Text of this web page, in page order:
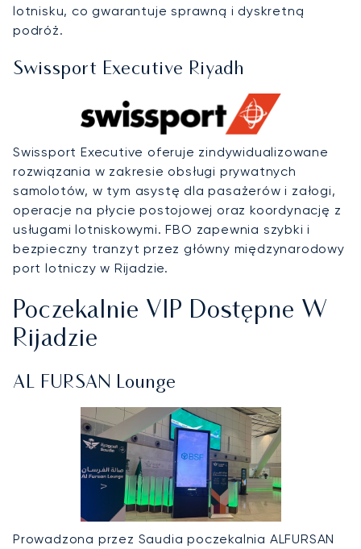
lotnisku, co gwarantuje sprawną i dyskretną
podróż.
Swissport Executive Riyadh
Swissport Executive oferuje zindywidualizowane
rozwiązania w zakresie obsługi prywatnych
samolotów, w tym asystę dla pasażerów i załogi,
operacje na płycie postojowej oraz koordynację z
usługami lotniskowymi. FBO zapewnia szybki i
bezpieczny tranzyt przez główny międzynarodowy
port lotniczy w Rijadzie.
Poczekalnie VIP Dostępne W
Rijadzie
AL FURSAN Lounge
Prowadzona przez Saudia poczekalnia ALFURSAN